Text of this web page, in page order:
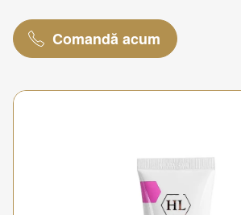
Comandă acum